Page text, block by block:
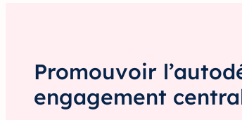
Promouvoir
engagement